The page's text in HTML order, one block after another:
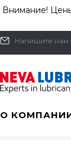
Внимание!
Напишите нам
О